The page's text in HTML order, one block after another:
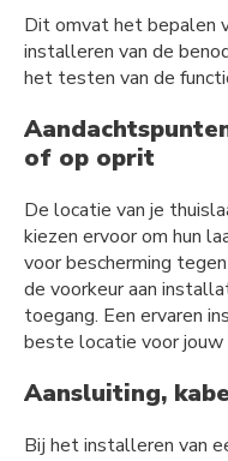
Dit omvat het bepalen
installeren van de
het testen van de
of op oprit
De locatie van je
kiezen ervoor om hun
voor bescherming
de voorkeur aan
toegang. Een ervaren
beste locatie voor jouw
Aansluiting,
Bij het installeren van